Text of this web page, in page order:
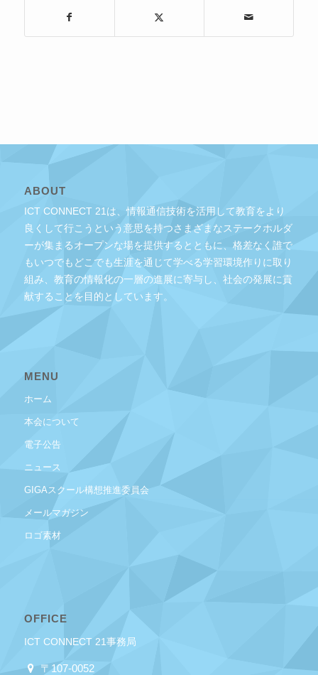
ABOUT
ICT CONNECT 21は、情報通信技術を活用して教育をより
良くして行こうという意思を持つさまざまなステークホルダ
ーが集まるオープンな場を提供するとともに、格差なく誰で
もいつでもどこでも生涯を通じて学べる学習環境作りに取り
組み、教育の情報化の一層の進展に寄与し、社会の発展に貢
献することを目的としています。
MENU
ホーム
本会について
電子公告
ニュース
GIGAスクール構想推進委員会
メールマガジン
ロゴ素材
OFFICE
ICT CONNECT 21事務局
〒107-0052